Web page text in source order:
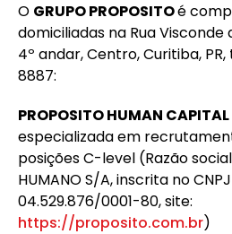
O GRUPO PROPOSITOé
domiciliadas na Rua Visconde
4º andar, Centro, Curitiba,
8887:
PROPOSITO HUMAN
especializada em
posições C-level (Razão social:
HUMANO S/A, inscrita no
04.529.876/0001-80, site:
https://proposito.com.br)